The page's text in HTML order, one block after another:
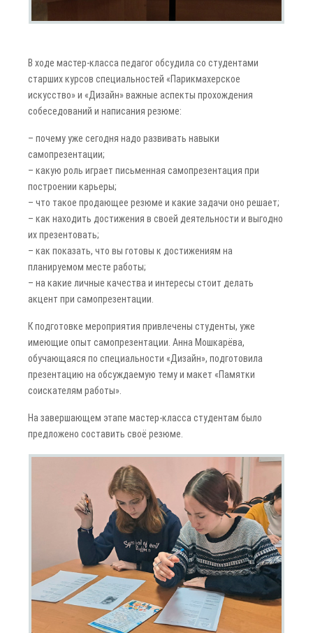
В ходе мастер-класса педагог обсудила со студентами
старших курсов специальностей «Парикмахерское
искусство» и «Дизайн» важные аспекты прохождения
собеседований и написания резюме:
– почему уже сегодня надо развивать навыки
самопрезентации;
– какую роль играет письменная самопрезентация при
построении карьеры;
– что такое продающее резюме и какие задачи оно решает;
– как находить достижения в своей деятельности и выгодно
их презентовать;
– как показать, что вы готовы к достижениям на
планируемом месте работы;
– на какие личные качества и интересы стоит делать
акцент при самопрезентации.
К подготовке мероприятия привлечены студенты, уже
имеющие опыт самопрезентации. Анна Мошкарёва,
обучающаяся по специальности «Дизайн», подготовила
презентацию на обсуждаемую тему и макет «Памятки
соискателям работы».
На завершающем этапе мастер-класса студентам было
предложено составить своё резюме.